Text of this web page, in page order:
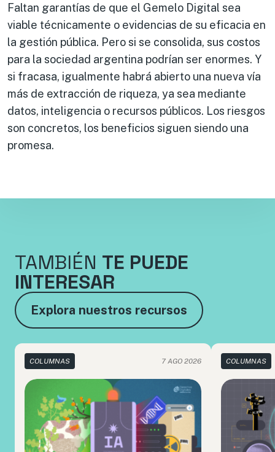
Faltan garantías de que el Gemelo Digital sea
viable técnicamente o evidencias de su eficacia en
la gestión pública. Pero si se consolida, sus costos
para la sociedad argentina podrían ser enormes. Y
si fracasa, igualmente habrá abierto una nueva vía
más de extracción de riqueza, ya sea mediante
datos, inteligencia o recursos públicos. Los riesgos
son concretos, los beneficios siguen siendo una
promesa.
TAMBIÉN TE PUEDE
INTERESAR
Explora nuestros recursos
COLUMNAS 7 AGO 2026 COLUMNAS